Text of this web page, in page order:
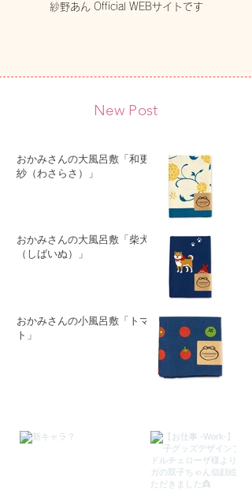
紗野あん Official WEBサイトです
New Post
おかみさんの大風呂敷「和更
紗（わさらさ）」
おかみさんの大風呂敷「柴犬
（しばいぬ）」
おかみさんの小風呂敷「トマ
ト」